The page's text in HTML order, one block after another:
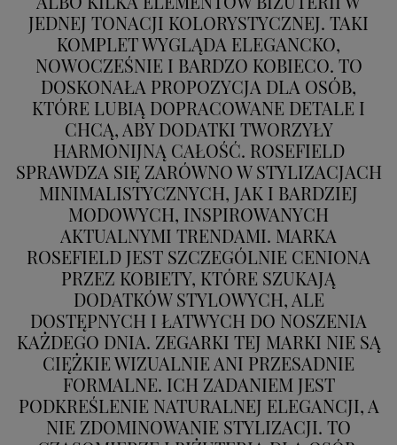
Podanie przez Ciebie danych jest dobrowolne. Jeżeli
nie podasz danych, nie będziesz mógł przeglądać
zawartości naszej strony
Zautomatyzowane podejmowanie decyzji
Na stronie Sklepu są wykorzystywane pliki cookies.
Stosowane są one w celach zapewnienia maksymalnej
wygody wszystkich użytkowników (w tym Kupujących)
przy korzystaniu ze Sklepu (zapamiętywanie
preferencji i ustawień na stronie, zbieranie
anonimowych danych dla celów reklamowych i
statystycznych, także przez inne portale, w tym
portale społecznościowe, np. Facebook). Korzystanie
ze Sklepu bez zmiany ustawień w przeglądarce
dotyczących cookies oznacza, że będą one
zamieszczane w urządzeniu końcowym każdego
użytkownika. Jeżeli użytkownik nie wyraża zgody na
stosowanie plików cookies powinien zmienić
ustawienia swojej przeglądarki.Tu znajduje się więcej
informacji o plikach cookies.
JEDNEJ TONACJI KOLORYSTYCZNEJ. TAKI
KOMPLET WYGLĄDA ELEGANCKO,
NOWOCZEŚNIE I BARDZO KOBIECO. TO
DOSKONAŁA PROPOZYCJA DLA OSÓB,
KTÓRE LUBIĄ DOPRACOWANE DETALE I
CHCĄ, ABY DODATKI TWORZYŁY
HARMONIJNĄ CAŁOŚĆ. ROSEFIELD
SPRAWDZA SIĘ ZARÓWNO W STYLIZACJACH
MINIMALISTYCZNYCH, JAK I BARDZIEJ
MODOWYCH, INSPIROWANYCH
AKTUALNYMI TRENDAMI. MARKA
ROSEFIELD JEST SZCZEGÓLNIE CENIONA
PRZEZ KOBIETY, KTÓRE SZUKAJĄ
DODATKÓW STYLOWYCH, ALE
DOSTĘPNYCH I ŁATWYCH DO NOSZENIA
KAŻDEGO DNIA. ZEGARKI TEJ MARKI NIE SĄ
CIĘŻKIE WIZUALNIE ANI PRZESADNIE
FORMALNE. ICH ZADANIEM JEST
PODKREŚLENIE NATURALNEJ ELEGANCJI, A
NIE ZDOMINOWANIE STYLIZACJI. TO